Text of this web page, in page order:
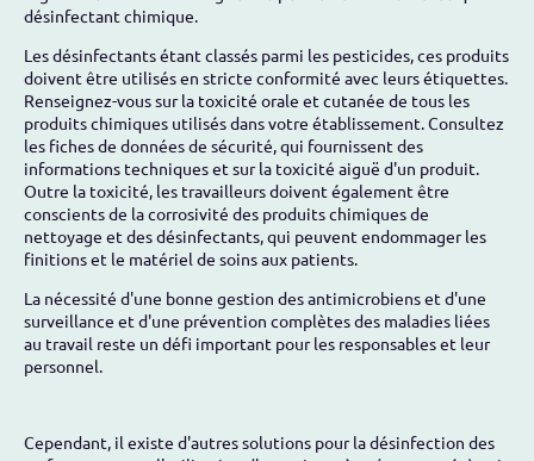
désinfectant chimique.
Les désinfectants étant classés parmi les pesticides, ces produits
doivent être utilisés en stricte conformité avec leurs étiquettes.
Renseignez-vous sur la toxicité orale et cutanée de tous les
produits chimiques utilisés dans votre établissement. Consultez
les fiches de données de sécurité, qui fournissent des
informations techniques et sur la toxicité aiguë d'un produit.
Outre la toxicité, les travailleurs doivent également être
conscients de la corrosivité des produits chimiques de
nettoyage et des désinfectants, qui peuvent endommager les
finitions et le matériel de soins aux patients.
La nécessité d'une bonne gestion des antimicrobiens et d'une
surveillance et d'une prévention complètes des maladies liées
au travail reste un défi important pour les responsables et leur
personnel.
Cependant, il existe d'autres solutions pour la désinfection des